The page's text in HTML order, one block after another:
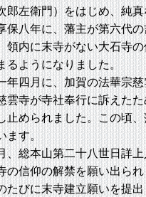
郎左衛門）をはじめ、純
保八年に、藩主が第六代
領内に末寺がない大石寺
るようになりました。
四月に、加賀の法華宗慈
雲寺が寺社奉行に訴えた
止められました。この頃
ます。
総本山第二十八世日詳上
の信仰の解禁を願い出ら
たびに末寺建立願いを提